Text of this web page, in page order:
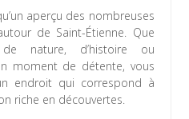
aperçu des nombreuses
de Saint-Étienne. Que
nature, d’histoire ou
moment de détente, vous
endroit qui correspond à
riche en découvertes.